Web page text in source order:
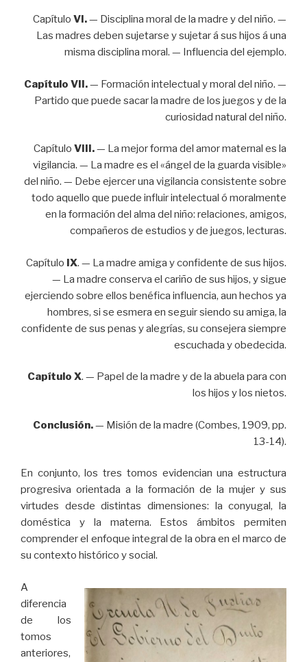
Capítulo VI.— Disciplina moral de la madre y del niño. —
Las madres deben sujetarse y sujetar á sus hijos á una
misma disciplina moral. — Influencia del ejemplo.
Capítulo VII.— Formación intelectual y moral del niño. —
Partido que puede sacar la madre de los juegos y de la
curiosidad natural del niño.
Capítulo VIII.— La mejor forma del amor maternal es la
vigilancia. — La madre es el «ángel de la guarda visible»
del niño. — Debe ejercer una vigilancia consistente sobre
todo aquello que puede influir intelectual ó moralmente
en la formación del alma del niño: relaciones, amigos,
compañeros de estudios y de juegos, lecturas.
Capítulo IX. — La madre amiga y confidente de sus hijos.
— La madre conserva el cariño de sus hijos, y sigue
ejerciendo sobre ellos benéfica influencia, aun hechos ya
hombres, si se esmera en seguir siendo su amiga, la
confidente de sus penas y alegrías, su consejera siempre
escuchada y obedecida.
Capítulo X. — Papel de la madre y de la abuela para con
los hijos y los nietos.
Conclusión.— Misión de la madre (Combes, 1909, pp.
13-14).
En conjunto, los tres tomos evidencian una estructura
progresiva orientada a la formación de la mujer y sus
virtudes desde distintas dimensiones: la conyugal, la
doméstica y la materna. Estos ámbitos permiten
comprender el enfoque integral de la obra en el marco de
su contexto histórico y social.
A
diferencia
de los
tomos
anteriores,